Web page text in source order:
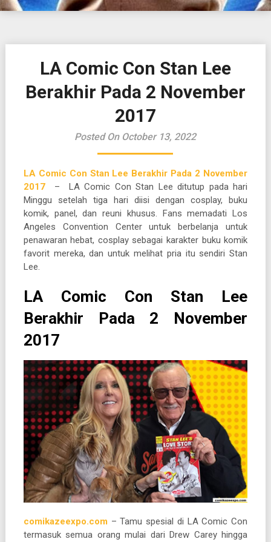
LA Comic Con Stan Lee
Berakhir Pada 2 November
2017
Posted On October 13, 2022
LA Comic Con Stan Lee Berakhir Pada 2 November
2017– LA Comic Con Stan Lee ditutup pada hari
Minggu setelah tiga hari diisi dengan cosplay, buku
komik, panel, dan reuni khusus. Fans memadati Los
Angeles Convention Center untuk berbelanja untuk
penawaran hebat, cosplay sebagai karakter buku komik
favorit mereka, dan untuk melihat pria itu sendiri Stan
Lee.
LA Comic Con Stan Lee
Berakhir Pada 2 November
2017
comikazeexpo.com– Tamu spesial di LA Comic Con
termasuk semua orang mulai dari Drew Carey hingga